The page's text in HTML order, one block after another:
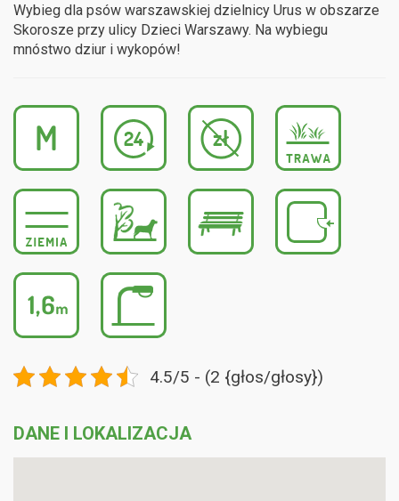
Wybieg dla psów warszawskiej dzielnicy Urus w obszarze
Skorosze przy ulicy Dzieci Warszawy. Na wybiegu
mnóstwo dziur i wykopów!
4.5/5 - (2 {głos/głosy})
DANE I LOKALIZACJA